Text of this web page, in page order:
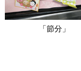
「節分」